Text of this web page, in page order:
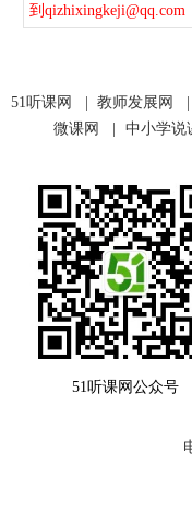
到
51听课网
| 教师发展网 |
微课网
| 中小学说
51听课网公众号